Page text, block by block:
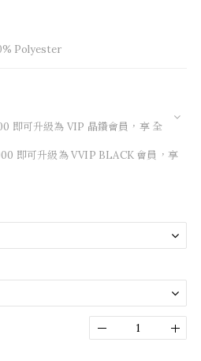
Polyester
即可升級為 VIP 晶鑽會員，享 全
即可升級為 VVIP BLACK 會員，享